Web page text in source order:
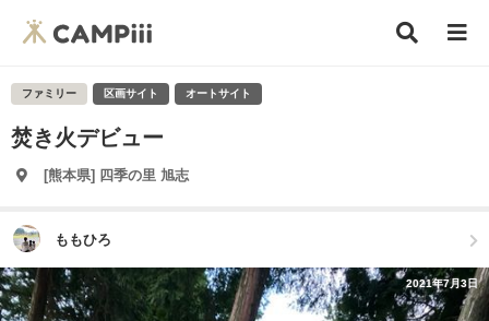
ファミリー 区画サイト オートサイト
焚き火デビュー
[熊本県] 四季の里 旭志
ももひろ
2021年7月3日